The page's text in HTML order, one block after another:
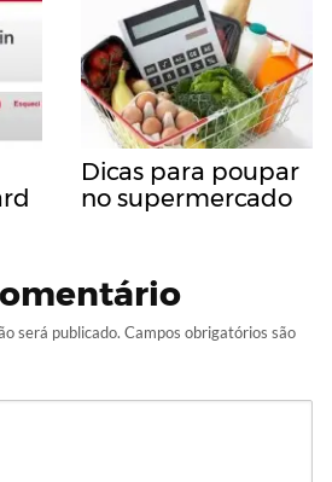
Dicas para poupar
no supermercado
será publicado. Campos obrigatórios são